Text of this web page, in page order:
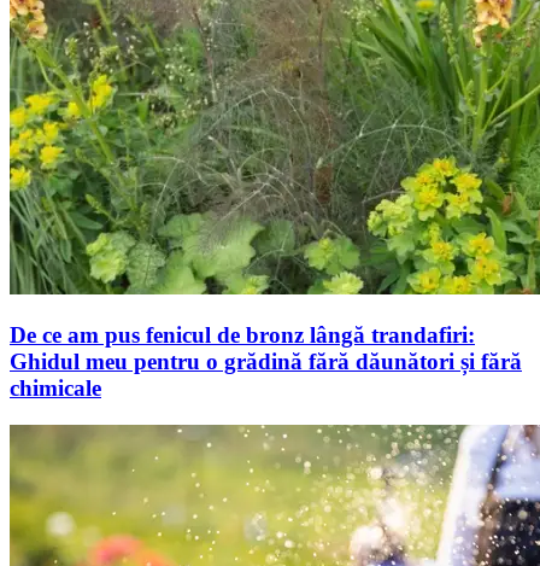
De ce am pus fenicul de bronz lângă trandafiri:
Ghidul meu pentru o grădină fără dăunători și fără
chimicale